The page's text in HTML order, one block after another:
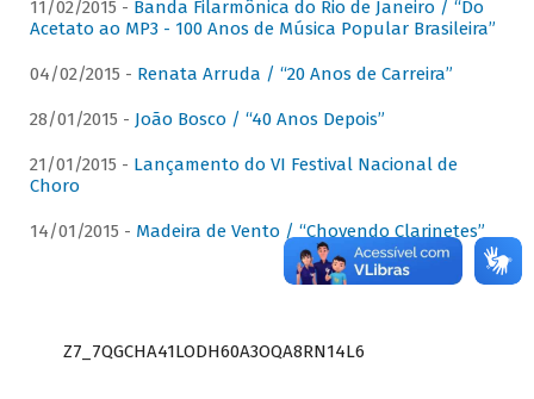
11/02/2015 - Banda Filarmônica do Rio de Janeiro / “Do
Acetato ao MP3 - 100 Anos de Música Popular Brasileira”
04/02/2015 - Renata Arruda / “20 Anos de Carreira”
28/01/2015 - João Bosco / “40 Anos Depois”
21/01/2015 - Lançamento do VI Festival Nacional de
Choro
14/01/2015 - Madeira de Vento / “Chovendo Clarinetes”
Z7_7QGCHA41LODH60A3OQA8RN14L6